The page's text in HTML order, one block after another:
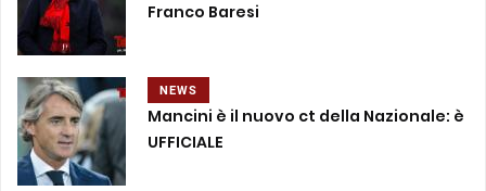
Franco Baresi
NEWS
Mancini è il nuovo ct della Nazionale: è
UFFICIALE